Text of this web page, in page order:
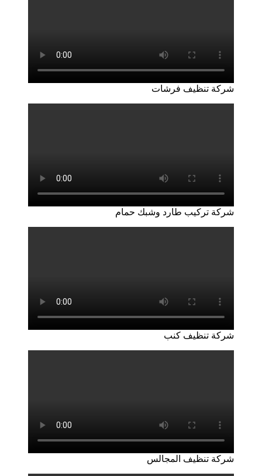
شركة تنظيف فرشات
شركة تركيب طارد وشبك حمام
شركة تنظيف كنب
شركة تنظيف المجالس